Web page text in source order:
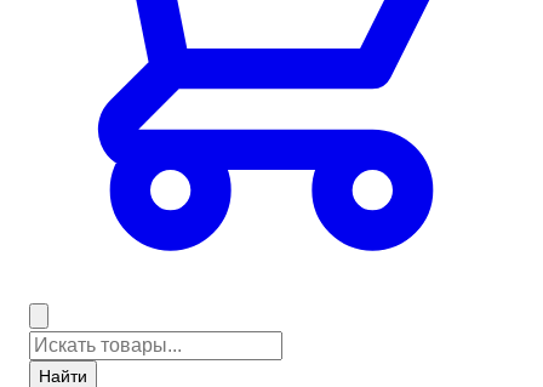
Найти